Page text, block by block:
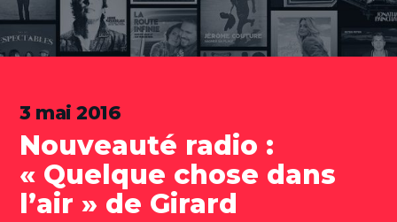
3 mai 2016
Nouveauté radio :
« Quelque chose dans
l’air » de Girard